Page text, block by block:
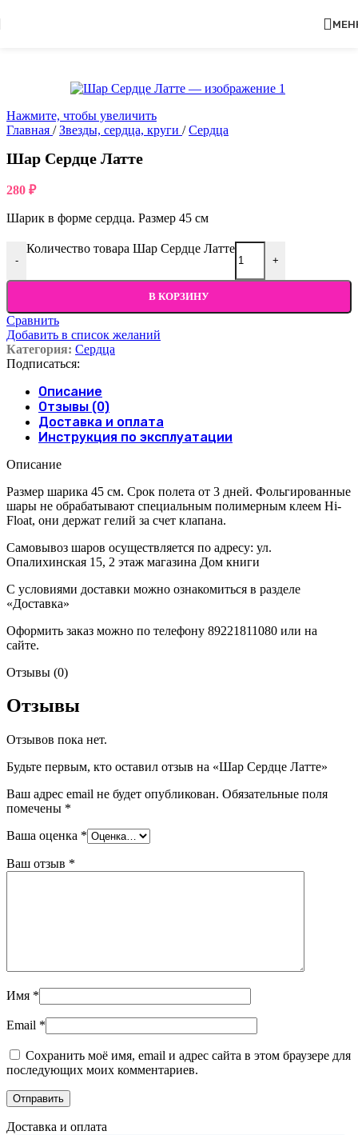
Нажмите, чтобы увеличить
Главная / Звезды, сердца, круги / Сердца
Шар Сердце Латте
280 ₽
Шарик в форме сердца. Размер 45 см
-
Количество товара Шар Сердце Латте
+
В КОРЗИНУ
Сравнить
Добавить в список желаний
Категория: Сердца
Подписаться:
Описание
Отзывы (0)
Доставка и оплата
Инструкция по эксплуатации
Описание
Размер шарика 45 см. Срок полета от 3 дней. Фольгированные
шары не обрабатывают специальным полимерным клеем Hi-
Float, они держат гелий за счет клапана.
Самовывоз шаров осуществляется по адресу: ул.
Опалихинская 15, 2 этаж магазина Дом книги
С условиями доставки можно ознакомиться в разделе
«Доставка»
Оформить заказ можно по телефону 89221811080 или на
сайте.
Отзывы (0)
Отзывы
Отзывов пока нет.
Будьте первым, кто оставил отзыв на «Шар Сердце Латте»
Ваш адрес email не будет опубликован. Обязательные поля
помечены *
Ваша оценка *
Ваш отзыв *
Имя *
Email *
Сохранить моё имя, email и адрес сайта в этом браузере для
последующих моих комментариев.
Доставка и оплата